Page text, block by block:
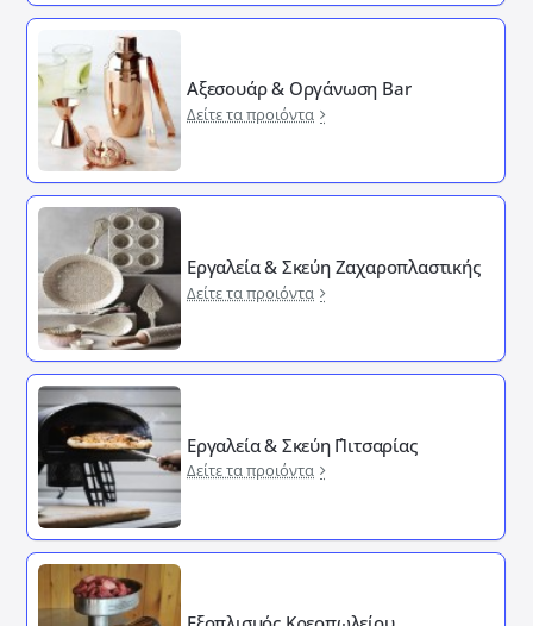
Αξεσουάρ & Οργάνωση Bar
Δείτε τα προιόντα
Εργαλεία & Σκεύη Ζαχαροπλαστικής
Δείτε τα προιόντα
Εργαλεία & Σκεύη ΄Πιτσαρίας
Δείτε τα προιόντα